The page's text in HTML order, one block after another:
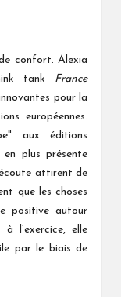
confort. Alexia
tank France
pour la
européennes.
aux éditions
plus présente
écoute attirent de
que les choses
positive autour
l’exercice, elle
par le biais de